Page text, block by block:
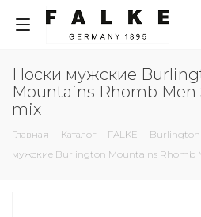
Носки мужские
Mountains Rhomb Men
mix
Главная - Каталог - FALKE - Burlington
мужские Burlington Mountains Rhomb